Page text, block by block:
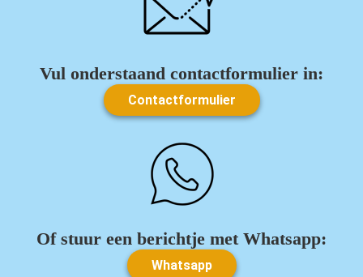
Vul onderstaand contactformulier in:
Contactformulier
Of stuur een berichtje met Whatsapp:
Whatsapp